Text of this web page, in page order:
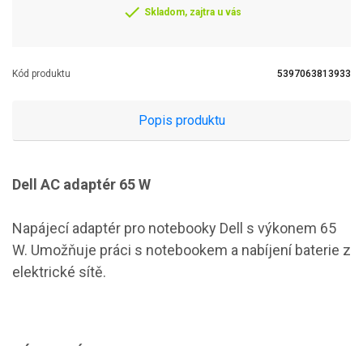
Skladom, zajtra u vás
Kód produktu 5397063813933
Popis produktu
Dell AC adaptér 65 W
Napájecí adaptér pro notebooky Dell s výkonem 65
W. Umožňuje práci s notebookem a nabíjení baterie z
elektrické sítě.